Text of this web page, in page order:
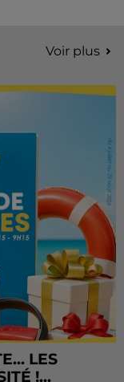
Voir plus
LES
!...